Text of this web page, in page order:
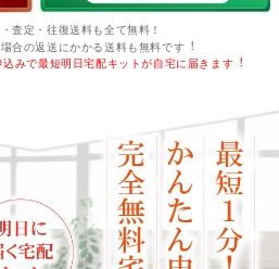
査定・往復送料も全て無料！
合の返送にかかる送料も無料です︕
みで最短明日宅配キットが自宅に届きます︕